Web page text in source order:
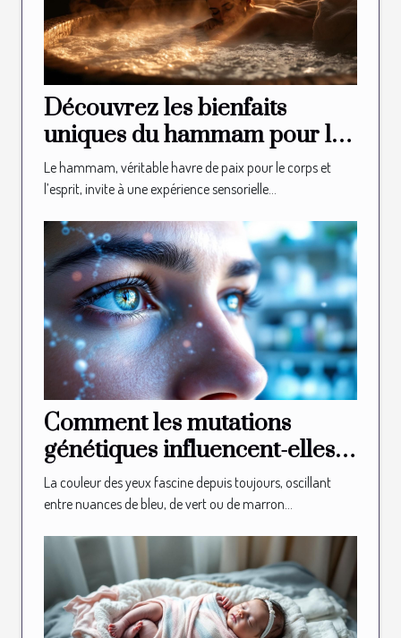
Découvrez les bienfaits
uniques du hammam pour la
relaxation
Le hammam, véritable havre de paix pour le corps et
l’esprit, invite à une expérience sensorielle...
Comment les mutations
génétiques influencent-elles
la couleur des yeux ?
La couleur des yeux fascine depuis toujours, oscillant
entre nuances de bleu, de vert ou de marron...